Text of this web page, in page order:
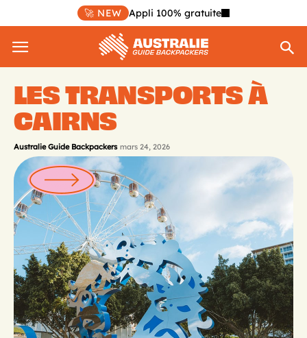
🚀 NEW Appli 100% gratuite
LES TRANSPORTS À
CAIRNS
Australie Guide Backpackers mars 24, 2026